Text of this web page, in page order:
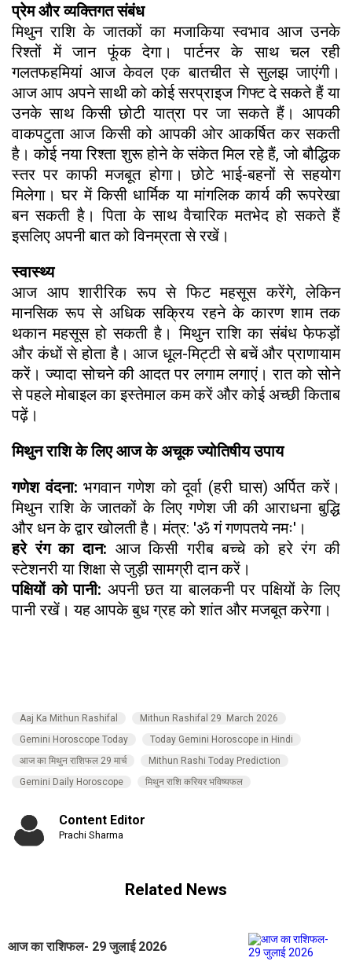
प्रेम और व्यक्तिगत संबंध
मिथुन राशि के जातकों का मजाकिया स्वभाव आज उनके
रिश्तों में जान फूंक देगा। पार्टनर के साथ चल रही
गलतफहमियां आज केवल एक बातचीत से सुलझ जाएंगी।
आज आप अपने साथी को कोई सरप्राइज गिफ्ट दे सकते हैं या
उनके साथ किसी छोटी यात्रा पर जा सकते हैं। आपकी
वाकपटुता आज किसी को आपकी ओर आकर्षित कर सकती
है। कोई नया रिश्ता शुरू होने के संकेत मिल रहे हैं, जो बौद्धिक
स्तर पर काफी मजबूत होगा। छोटे भाई-बहनों से सहयोग
मिलेगा। घर में किसी धार्मिक या मांगलिक कार्य की रूपरेखा
बन सकती है। पिता के साथ वैचारिक मतभेद हो सकते हैं
इसलिए अपनी बात को विनम्रता से रखें।
स्वास्थ्य
आज आप शारीरिक रूप से फिट महसूस करेंगे, लेकिन
मानसिक रूप से अधिक सक्रिय रहने के कारण शाम तक
थकान महसूस हो सकती है। मिथुन राशि का संबंध फेफड़ों
और कंधों से होता है। आज धूल-मिट्टी से बचें और प्राणायाम
करें। ज्यादा सोचने की आदत पर लगाम लगाएं। रात को सोने
से पहले मोबाइल का इस्तेमाल कम करें और कोई अच्छी किताब
पढ़ें।
मिथुन राशि के लिए आज के अचूक ज्योतिषीय उपाय
गणेश वंदना: भगवान गणेश को दूर्वा (हरी घास) अर्पित करें।
मिथुन राशि के जातकों के लिए गणेश जी की आराधना बुद्धि
और धन के द्वार खोलती है। मंत्र: 'ॐ गं गणपतये नमः'।
हरे रंग का दान: आज किसी गरीब बच्चे को हरे रंग की
स्टेशनरी या शिक्षा से जुड़ी सामग्री दान करें।
पक्षियों को पानी: अपनी छत या बालकनी पर पक्षियों के लिए
पानी रखें। यह आपके बुध ग्रह को शांत और मजबूत करेगा।
Aaj Ka Mithun Rashifal
Mithun Rashifal 29 March 2026
Gemini Horoscope Today
Today Gemini Horoscope in Hindi
आज का मिथुन राशिफल 29 मार्च
Mithun Rashi Today Prediction
Gemini Daily Horoscope
मिथुन राशि करियर भविष्यफल
Content Editor
Prachi Sharma
Related News
आज का राशिफल- 29 जुलाई 2026